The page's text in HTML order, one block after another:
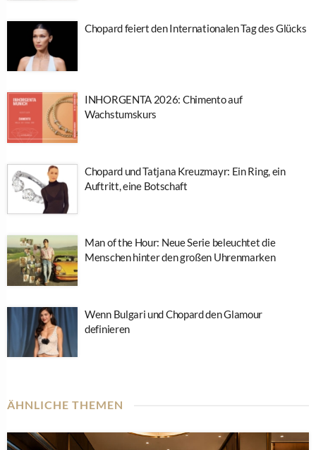
Chopard feiert den Internationalen Tag des Glücks
INHORGENTA 2026: Chimento auf
Wachstumskurs
Chopard und Tatjana Kreuzmayr: Ein Ring, ein
Auftritt, eine Botschaft
Man of the Hour: Neue Serie beleuchtet die
Menschen hinter den großen Uhrenmarken
Wenn Bulgari und Chopard den Glamour
definieren
ÄHNLICHE THEMEN